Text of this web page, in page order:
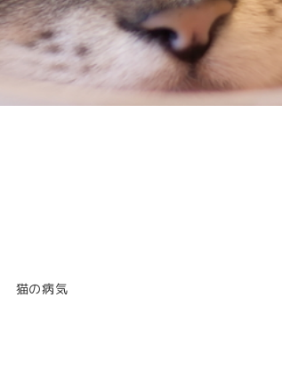
カテゴリー
猫の病気